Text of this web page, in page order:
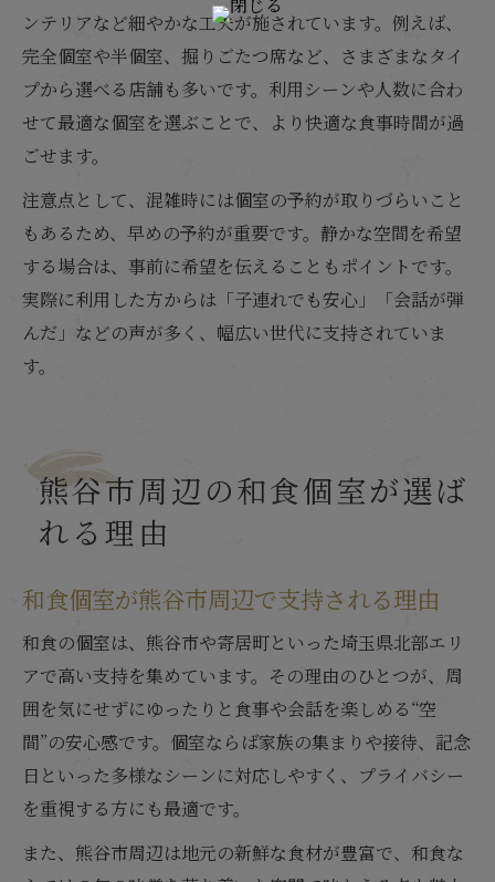
ンテリアなど細やかな工夫が施されています。例えば、
完全個室や半個室、掘りごたつ席など、さまざまなタイ
プから選べる店舗も多いです。利用シーンや人数に合わ
せて最適な個室を選ぶことで、より快適な食事時間が過
ごせます。
注意点として、混雑時には個室の予約が取りづらいこと
もあるため、早めの予約が重要です。静かな空間を希望
する場合は、事前に希望を伝えることもポイントです。
実際に利用した方からは「子連れでも安心」「会話が弾
んだ」などの声が多く、幅広い世代に支持されていま
す。
熊谷市周辺の和食個室が選ば
れる理由
和食個室が熊谷市周辺で支持される理由
和食の個室は、熊谷市や寄居町といった埼玉県北部エリ
アで高い支持を集めています。その理由のひとつが、周
囲を気にせずにゆったりと食事や会話を楽しめる“空
間”の安心感です。個室ならば家族の集まりや接待、記念
日といった多様なシーンに対応しやすく、プライバシー
を重視する方にも最適です。
また、熊谷市周辺は地元の新鮮な食材が豊富で、和食な